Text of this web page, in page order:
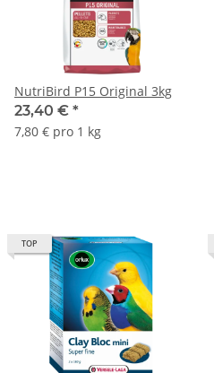
NutriBird P15 Original 3kg
23,40 € *
7,80 € pro 1 kg
TOP